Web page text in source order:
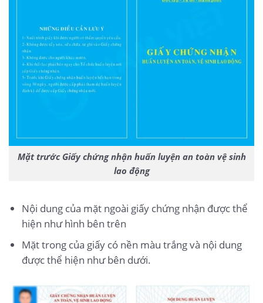
Mặt trước Giấy chứng nhận huấn luyện an toàn vệ sinh
lao động
Nội dung của mặt ngoài giấy chứng nhận được thể
hiện như hình bên trên
Mặt trong của giấy có nền màu trắng và nội dung
được thể hiện như bên dưới.